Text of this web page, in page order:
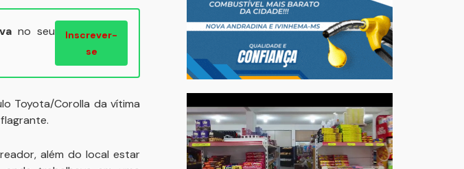
no seu
Inscrever-
se
Toyota/Corolla da vítima
além do local estar